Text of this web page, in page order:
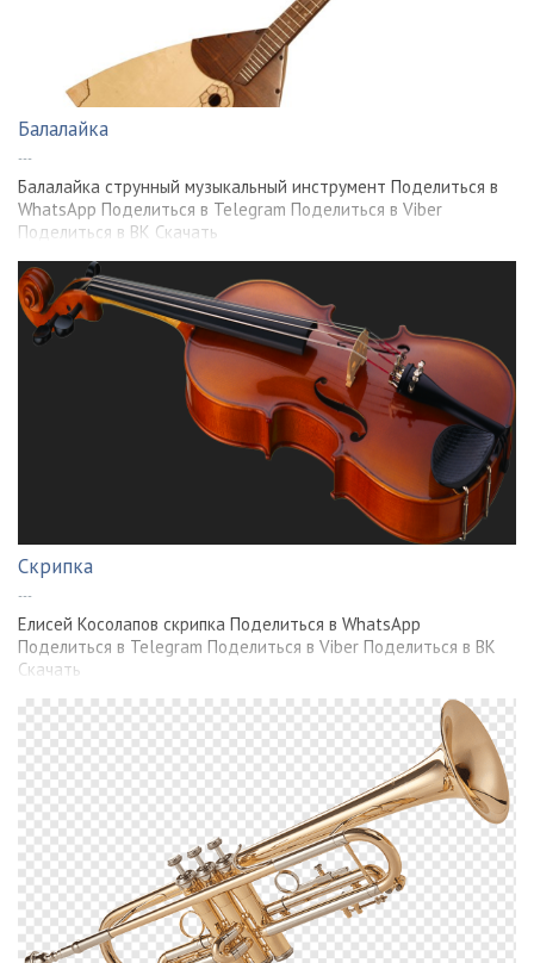
Балалайка
---
Балалайка струнный музыкальный инструмент Поделиться в
WhatsApp Поделиться в Telegram Поделиться в Viber
Поделиться в ВК Скачать
Скрипка
---
Елисей Косолапов скрипка Поделиться в WhatsApp
Поделиться в Telegram Поделиться в Viber Поделиться в ВК
Скачать